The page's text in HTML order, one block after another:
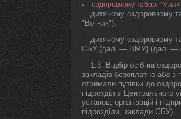
оздоровчому таборі
дитячому оздоровчому
"Вогник");
дитячому оздоровчому
СБУ (далі — ВМУ) (далі —
1.3. Відбір осіб на
закладів безоплатно або з
отримали путівки до
підрозділів Центрального
установ, організацій і
підрозділи, заклади СБУ).